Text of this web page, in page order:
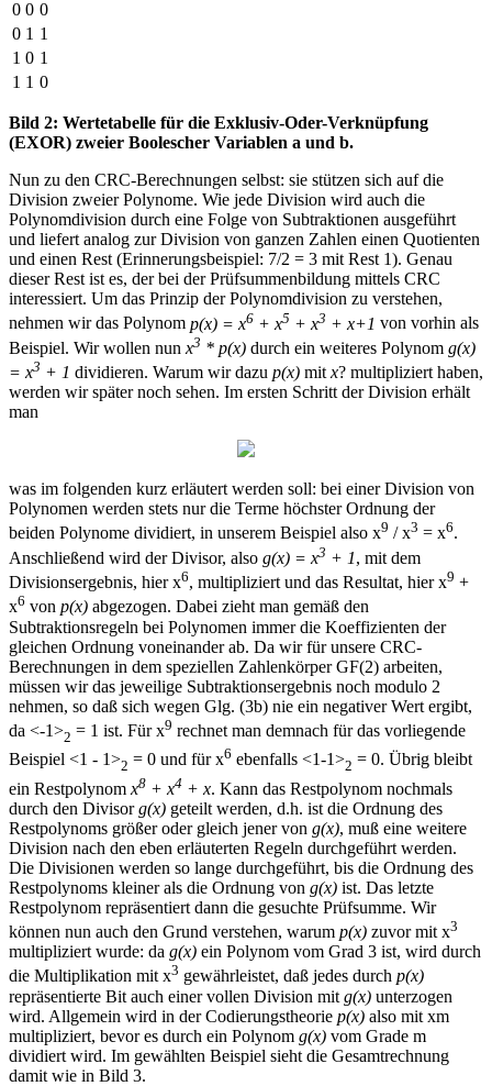
0 0 0
0 1 1
1 0 1
1 1 0
Bild 2: Wertetabelle für die Exklusiv-Oder-Verknüpfung
(EXOR) zweier Boolescher Variablen a und b.
Nun zu den CRC-Berechnungen selbst: sie stützen sich auf die
Division zweier Polynome. Wie jede Division wird auch die
Polynomdivision durch eine Folge von Subtraktionen ausgeführt
und liefert analog zur Division von ganzen Zahlen einen Quotienten
und einen Rest (Erinnerungsbeispiel: 7/2 = 3 mit Rest 1). Genau
dieser Rest ist es, der bei der Prüfsummenbildung mittels CRC
interessiert. Um das Prinzip der Polynomdivision zu verstehen,
nehmen wir das Polynom p(x) = x6 + x5 + x3 + x+1 von vorhin als
Beispiel. Wir wollen nun x3 * p(x) durch ein weiteres Polynom g(x)
= x3 + 1 dividieren. Warum wir dazu p(x) mit x? multipliziert haben,
werden wir später noch sehen. Im ersten Schritt der Division erhält
man
was im folgenden kurz erläutert werden soll: bei einer Division von
Polynomen werden stets nur die Terme höchster Ordnung der
beiden Polynome dividiert, in unserem Beispiel also x9 / x3 = x6.
Anschließend wird der Divisor, also g(x) = x3 + 1, mit dem
Divisionsergebnis, hier x6, multipliziert und das Resultat, hier x9 +
x6 von p(x) abgezogen. Dabei zieht man gemäß den
Subtraktionsregeln bei Polynomen immer die Koeffizienten der
gleichen Ordnung voneinander ab. Da wir für unsere CRC-
Berechnungen in dem speziellen Zahlenkörper GF(2) arbeiten,
müssen wir das jeweilige Subtraktionsergebnis noch modulo 2
nehmen, so daß sich wegen Glg. (3b) nie ein negativer Wert ergibt,
da <-1>2 = 1 ist. Für x9 rechnet man demnach für das vorliegende
Beispiel <1 - 1>2 = 0 und für x6 ebenfalls <1-1>2 = 0. Übrig bleibt
ein Restpolynom x8 + x4 + x. Kann das Restpolynom nochmals
durch den Divisorg(x) geteilt werden, d.h. ist die Ordnung des
Restpolynoms größer oder gleich jener von g(x), muß eine weitere
Division nach den eben erläuterten Regeln durchgeführt werden.
Die Divisionen werden so lange durchgeführt, bis die Ordnung des
Restpolynoms kleiner als die Ordnung von g(x) ist. Das letzte
Restpolynom repräsentiert dann die gesuchte Prüfsumme. Wir
können nun auch den Grund verstehen, warum p(x) zuvor mit x3
multipliziert wurde: da g(x) ein Polynom vom Grad 3 ist, wird durch
die Multiplikation mit x3 gewährleistet, daß jedes durch p(x)
repräsentierte Bit auch einer vollen Division mit g(x) unterzogen
wird. Allgemein wird in der Codierungstheorie p(x) also mit xm
multipliziert, bevor es durch ein Polynom g(x) vom Grade m
dividiert wird. Im gewählten Beispiel sieht die Gesamtrechnung
damit wie in Bild 3.